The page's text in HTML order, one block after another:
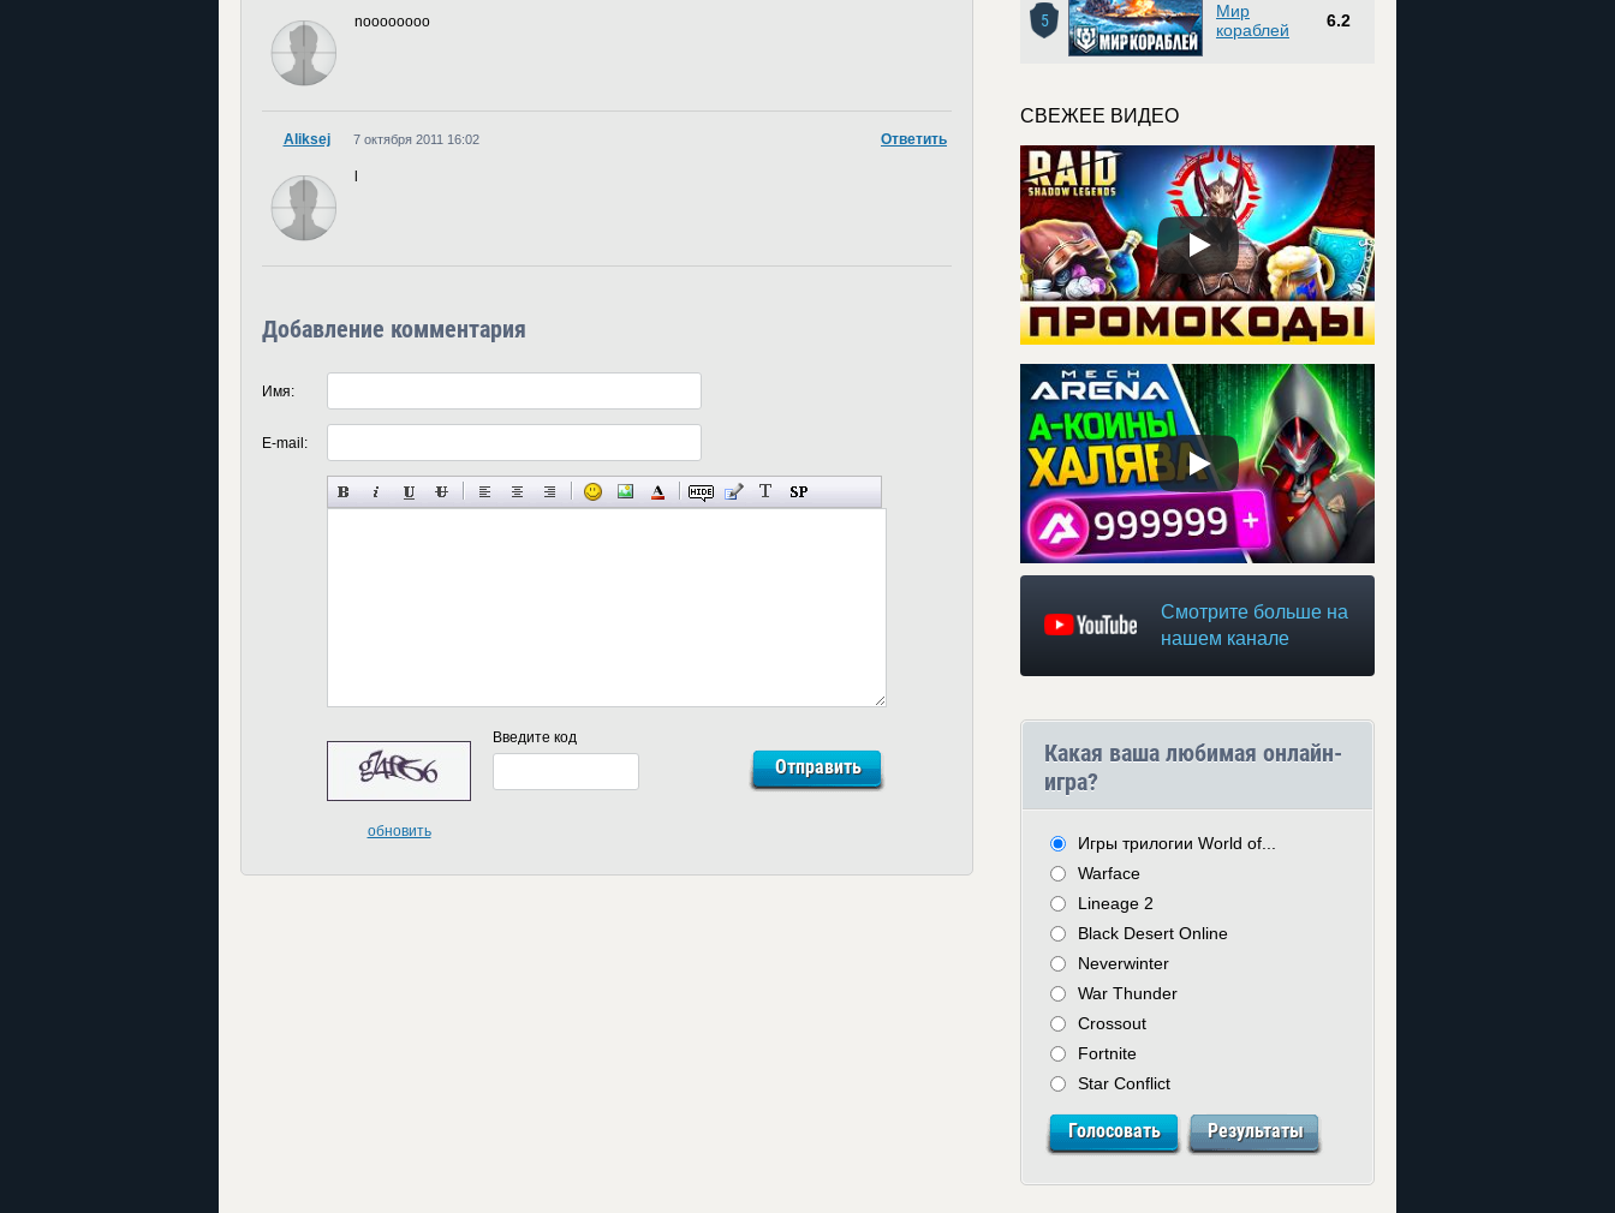
noooooooo
Aliksej Ответить
7 октября 2011 16:02
Добавление комментария
Имя:
E-mail:
обновить
Введите код
5
Мир
кораблей
6.2
СВЕЖЕЕ ВИДЕО
Смотрите больше на
нашем канале
Какая ваша любимая онлайн-
игра?
Игры трилогии World of...
Warface
Lineage 2
Black Desert Online
Neverwinter
War Thunder
Crossout
Fortnite
Star Conflict